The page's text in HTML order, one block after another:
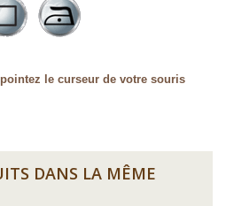
le curseur de votre souris
DANS LA MÊME